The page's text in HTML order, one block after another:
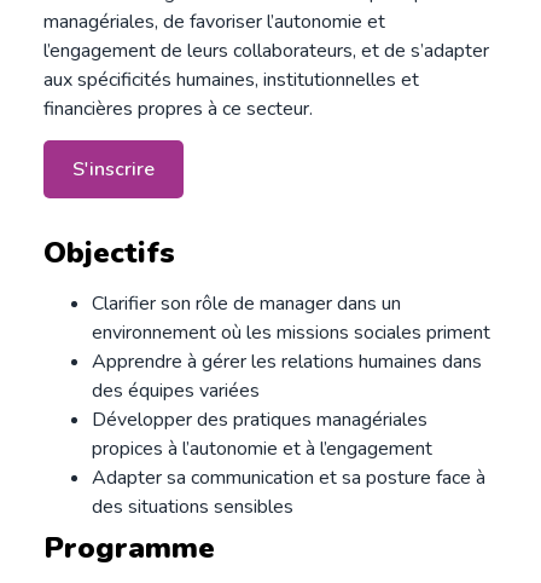
managériales, de favoriser l’autonomie et
l’engagement de leurs collaborateurs, et de s’adapter
aux spécificités humaines, institutionnelles et
financières propres à ce secteur.
S'inscrire
Objectifs
Clarifier son rôle de manager dans un
environnement où les missions sociales priment
Apprendre à gérer les relations humaines dans
des équipes variées
Développer des pratiques managériales
propices à l’autonomie et à l’engagement
Adapter sa communication et sa posture face à
des situations sensibles
Programme